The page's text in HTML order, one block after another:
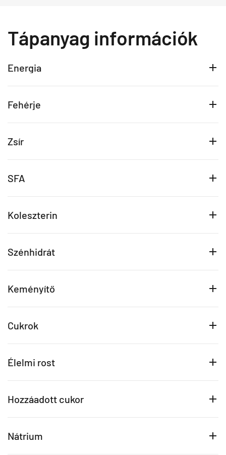
Tápanyag információk
Energia
Fehérje
Zsír
SFA
Koleszterin
Szénhidrát
Keményítő
Cukrok
Élelmi rost
Hozzáadott cukor
Nátrium